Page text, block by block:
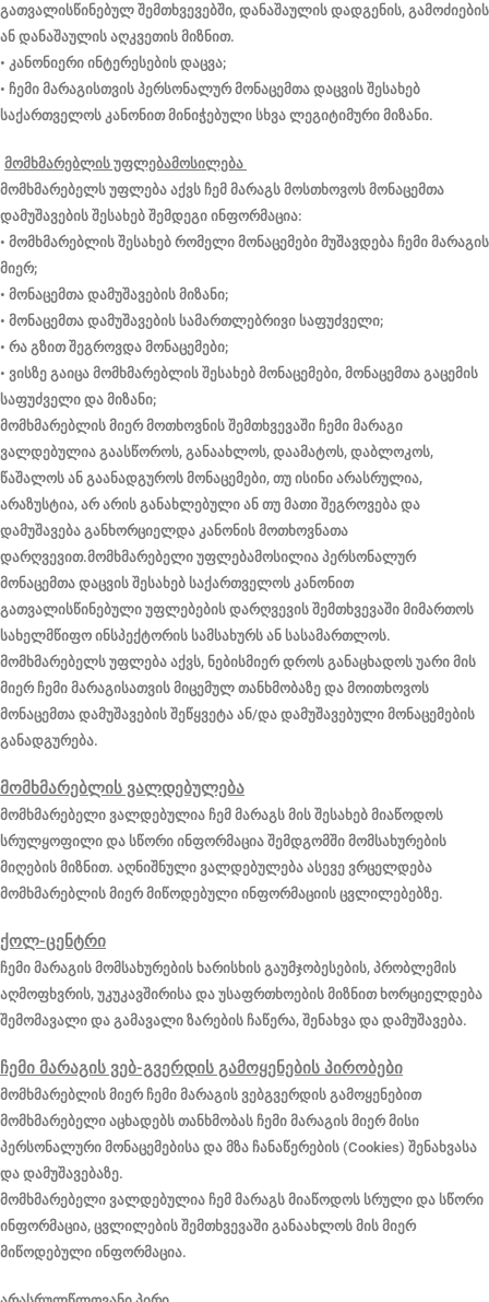
გათვალისწინებულ შემთხვევებში, დანაშაულის დადგენის, გამოძიების
ან დანაშაულის აღკვეთის მიზნით.
• კანონიერი ინტერესების დაცვა;
• ჩემი მარაგისთვის პერსონალურ მონაცემთა დაცვის შესახებ
საქართველოს კანონით მინიჭებული სხვა ლეგიტიმური მიზანი.
მომხმარებლის უფლებამოსილება
მომხმარებელს უფლება აქვს ჩემ მარაგს მოსთხოვოს მონაცემთა
დამუშავების შესახებ შემდეგი ინფორმაცია:
• მომხმარებლის შესახებ რომელი მონაცემები მუშავდება ჩემი მარაგის
მიერ;
• მონაცემთა დამუშავების მიზანი;
• მონაცემთა დამუშავების სამართლებრივი საფუძველი;
• რა გზით შეგროვდა მონაცემები;
• ვისზე გაიცა მომხმარებლის შესახებ მონაცემები, მონაცემთა გაცემის
საფუძველი და მიზანი;
მომხმარებლის მიერ მოთხოვნის შემთხვევაში ჩემი მარაგი
ვალდებულია გაასწოროს, განაახლოს, დაამატოს, დაბლოკოს,
წაშალოს ან გაანადგუროს მონაცემები, თუ ისინი არასრულია,
არაზუსტია, არ არის განახლებული ან თუ მათი შეგროვება და
დამუშავება განხორციელდა კანონის მოთხოვნათა
დარღვევით.მომხმარებელი უფლებამოსილია პერსონალურ
მონაცემთა დაცვის შესახებ საქართველოს კანონით
გათვალისწინებული უფლებების დარღვევის შემთხვევაში მიმართოს
სახელმწიფო ინსპექტორის სამსახურს ან სასამართლოს.
მომხმარებელს უფლება აქვს, ნებისმიერ დროს განაცხადოს უარი მის
მიერ ჩემი მარაგისათვის მიცემულ თანხმობაზე და მოითხოვოს
მონაცემთა დამუშავების შეწყვეტა ან/და დამუშავებული მონაცემების
განადგურება.
მომხმარებლის ვალდებულება
მომხმარებელი ვალდებულია ჩემ მარაგს მის შესახებ მიაწოდოს
სრულყოფილი და სწორი ინფორმაცია შემდგომში მომსახურების
მიღების მიზნით. აღნიშნული ვალდებულება ასევე ვრცელდება
მომხმარებლის მიერ მიწოდებული ინფორმაციის ცვლილებებზე.
ქოლ-ცენტრი
ჩემი მარაგის მომსახურების ხარისხის გაუმჯობესების, პრობლემის
აღმოფხვრის, უკუკავშირისა და უსაფრთხოების მიზნით ხორციელდება
შემომავალი და გამავალი ზარების ჩაწერა, შენახვა და დამუშავება.
ჩემი მარაგის ვებ-გვერდის გამოყენების პირობები
მომხმარებლის მიერ ჩემი მარაგის ვებგვერდის გამოყენებით
მომხმარებელი აცხადებს თანხმობას ჩემი მარაგის მიერ მისი
პერსონალური მონაცემებისა და მზა ჩანაწერების (Cookies) შენახვასა
და დამუშავებაზე.
მომხმარებელი ვალდებულია ჩემ მარაგს მიაწოდოს სრული და სწორი
ინფორმაცია, ცვლილების შემთხვევაში განაახლოს მის მიერ
მიწოდებული ინფორმაცია.